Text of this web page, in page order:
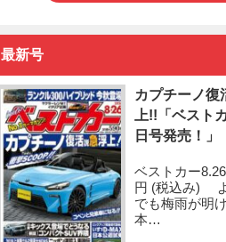
最新号
カプチーノ復
上!!「ベスト
日号発売！」
ベストカー
円 (税込み)
でも梅雨が明
本…